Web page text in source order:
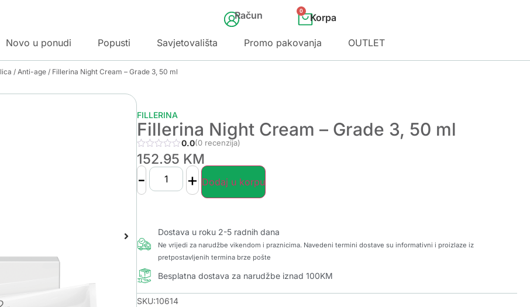
Račun 0
Novo u ponudi Popusti Savjetovališta Promo pakovanja OUTLET
/ Anti-age / Fillerina Night Cream – Grade 3, 50 ml
FILLERINA
Fillerina Night Cream – Grade 3, 50 ml
0.0(0 recenzija)
152.95 KM
- + Dodaj u korpu
Dostava u roku 2-5 radnih dana
Ne vrijedi za narudžbe vikendom i praznicima. Navedeni termini dostave su informativni i proizlaze iz
pretpostavljenih termina brze pošte
Besplatna dostava za narudžbe iznad 100KM
SKU:10614